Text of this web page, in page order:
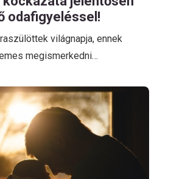
odafigyeléssel!
világnapja, ennek
megismerkedni…